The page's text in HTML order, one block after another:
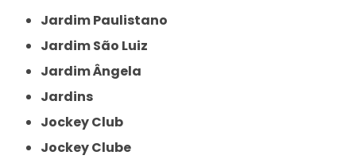
Jardim Paulistano
Jardim São Luiz
Jardim Ângela
Jardins
Jockey Club
Jockey Clube